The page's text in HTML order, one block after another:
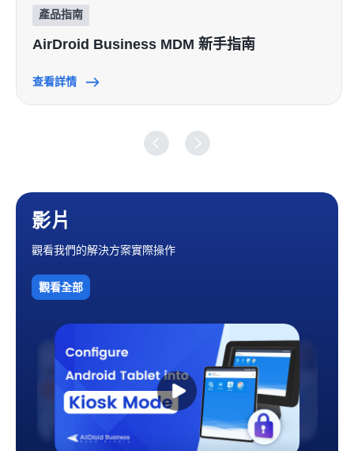
產品指南
AirDroid Business MDM 新手指南
查看詳情
影片
觀看我們的解決方案實際操作
觀看全部